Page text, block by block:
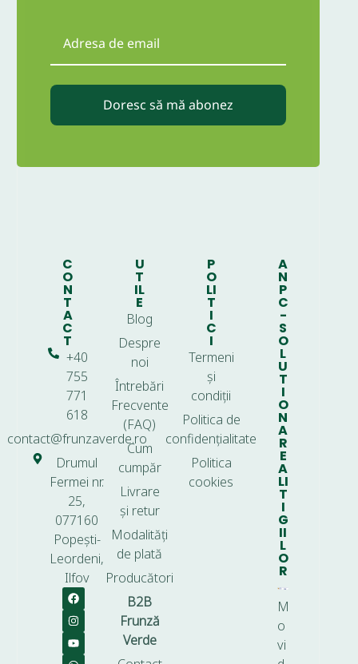
Doresc să mă abonez
C
O
N
T
A
C
T
+40
755
771
618
contact@frunzaverde.ro
Drumul
Fermei nr.
25,
077160
Popești-
Leordeni,
Ilfov
U
T
IL
E
Blog
Despre
noi
Întrebări
Frecvente
(FAQ)
Cum
cumpăr
Livrare
și retur
Modalități
de plată
Producători
B2B
Frunză
Verde
P
O
LI
T
I
C
I
Termeni
și
condiții
Politica de
confidențialitate
Politica
cookies
A
N
P
C
-
S
O
L
U
T
I
O
N
A
R
E
A
LI
T
I
G
II
L
O
R
M
o
vi